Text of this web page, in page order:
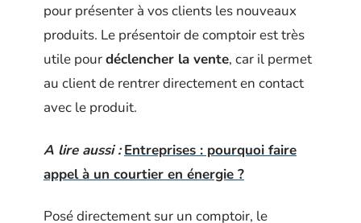
pour présenter à vos clients les nouveaux
produits. Le présentoir de comptoir est très
utile pourdéclencher la vente, car il permet
au client de rentrer directement en contact
avec le produit.
A lire aussi : Entreprises : pourquoi faire
appel à un courtier en énergie ?
Posé directement sur un comptoir, le